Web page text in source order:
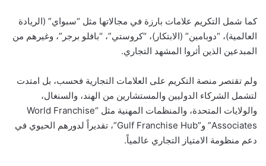
كما شمل التكريم علامات بارزة في مجالاتها مثل “سبواي” (الريادة
العالمية)، “دوبامين” (الابتكار)، “كروستي”، “بافلو برجر”، وغيرهم من
المبدعين الذين أثروا المشهد التجاري.
ولم تقتصر منصة التكريم على العلامات التجارية فحسب، بل امتدت
لتشمل الشركاء الدوليين والمستشارين من الهند، والسنغال،
والولايات المتحدة، والمنظمات المهنية مثل “World Franchise
Associates” و”Gulf Franchise Hub”، تقديراً لدورهم الحيوي في
دعم منظومة الامتياز التجاري عالمياً.